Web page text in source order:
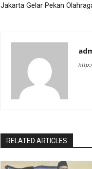
Jakarta Gelar Pekan
RELATED ARTICLES